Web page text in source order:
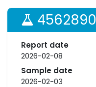
4562890
Report date
2026-02-08
Sample date
2026-02-03